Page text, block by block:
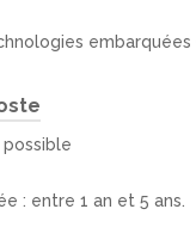
embarquées
possible
: entre 1 an et 5 ans.